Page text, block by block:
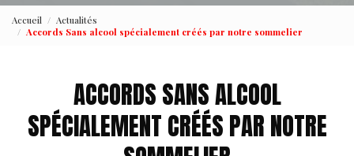
Accueil
Actualités
Accords Sans alcool spécialement créés par notre sommelier
ACCORDS SANS ALCOOL
SPÉCIALEMENT CRÉÉS PAR NOTRE